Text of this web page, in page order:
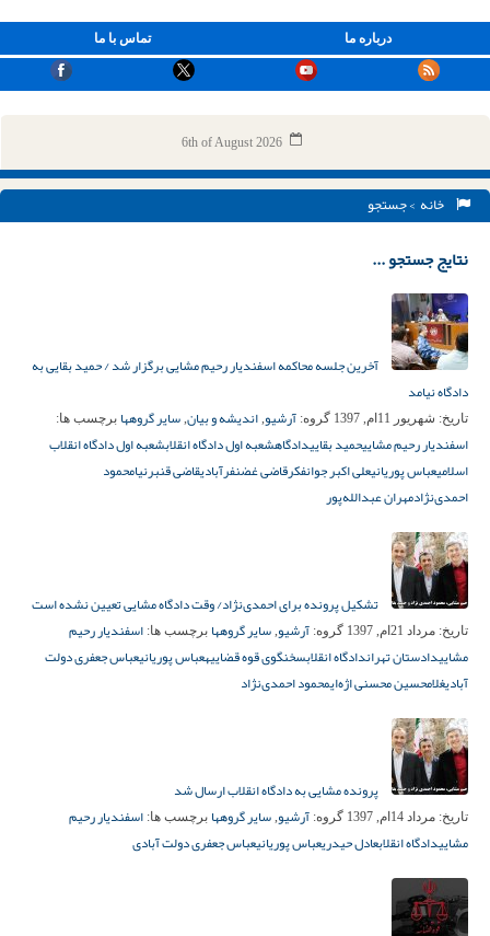
تماس با ما درباره ما
6th of August 2026
خانه > جستجو
نتایج جستجو ...
آخرین جلسه محاکمه اسفندیار رحیم مشایی برگزار شد / حمید بقایی به
دادگاه نیامد
تاریخ: شهریور 11ام, 1397 گروه: آرشیو, اندیشه و بیان, سایر گروهها برچسب ها:
اسفندیار رحیم مشاییحمید بقاییدادگاهشعبه اول دادگاه انقلابشعبه اول دادگاه انقلاب
اسلامیعباس پوریانیعلی اکبر جوانفکرقاضی غضنفرآبادیقاضی قنبرنیامحمود
احمدی‌نژادمهران عبدالله‌پور
تشکیل پرونده برای احمدی‌نژاد/ وقت دادگاه مشایی تعیین نشده است
تاریخ: مرداد 21ام, 1397 گروه: آرشیو, سایر گروهها برچسب ها: اسفندیار رحیم
مشاییدادستان تهراندادگاه انقلابسخنگوی قوه قضاییهعباس پوریانیعباس جعفری دولت
آبادیغلامحسین محسنی اژه‌ایمحمود احمدی‌نژاد
پرونده مشایی به دادگاه انقلاب ارسال شد
تاریخ: مرداد 14ام, 1397 گروه: آرشیو, سایر گروهها برچسب ها: اسفندیار رحیم
مشاییدادگاه انقلابعادل حیدریعباس پوریانیعباس جعفری دولت آبادی